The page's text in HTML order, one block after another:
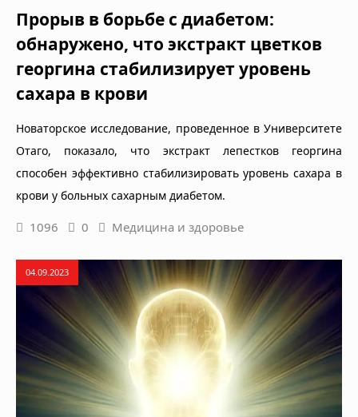
Прорыв в борьбе с диабетом:
обнаружено, что экстракт цветков
георгина стабилизирует уровень
сахара в крови
Новаторское исследование, проведенное в Университете
Отаго, показало, что экстракт лепестков георгина
способен эффективно стабилизировать уровень сахара в
крови у больных сахарным диабетом.
1096 0 Медицина и здоровье
04.09.2023